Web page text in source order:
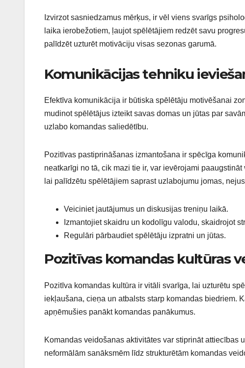
Izvirzot sasniedzamus mērķus, ir vēl viens svarīgs
laika ierobežotiem, ļaujot spēlētājiem redzēt savu
palīdzēt uzturēt motivāciju visas sezonas garumā.
Komunikācijas tehniku
Efektīva komunikācija ir būtiska spēlētāju motivēšanai
mudinot spēlētājus izteikt savas domas un jūtas par
uzlabo komandas saliedētību.
Pozitīvas pastiprināšanas izmantošana ir spēcīga
neatkarīgi no tā, cik mazi tie ir, var ievērojami
lai palīdzētu spēlētājiem saprast uzlabojumu jomas,
Veiciniet jautājumus un diskusijas treniņu laikā.
Izmantojiet skaidru un kodolīgu valodu, skaidrojot
Regulāri pārbaudiet spēlētāju izpratni un jūtas.
Pozitīvas komandas kultūras
Pozitīva komandas kultūra ir vitāli svarīga, lai uzturētu
iekļaušana, cieņa un atbalsts starp komandas biedriem.
apņēmušies panākt komandas panākumus.
Komandas veidošanas aktivitātes var stiprināt attiecības
neformālām sanāksmēm līdz strukturētām komandas